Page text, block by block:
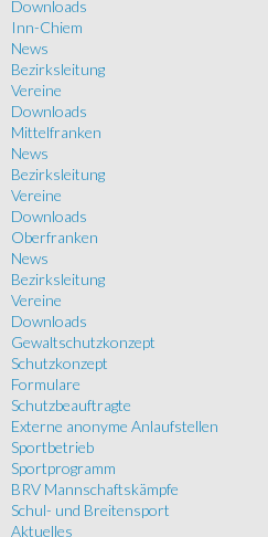
Downloads
Inn-Chiem
News
Bezirksleitung
Vereine
Downloads
Mittelfranken
News
Bezirksleitung
Vereine
Downloads
Oberfranken
News
Bezirksleitung
Vereine
Downloads
Gewaltschutzkonzept
Schutzkonzept
Formulare
Schutzbeauftragte
Externe anonyme Anlaufstellen
Sportbetrieb
Sportprogramm
BRV Mannschaftskämpfe
Schul- und Breitensport
Aktuelles